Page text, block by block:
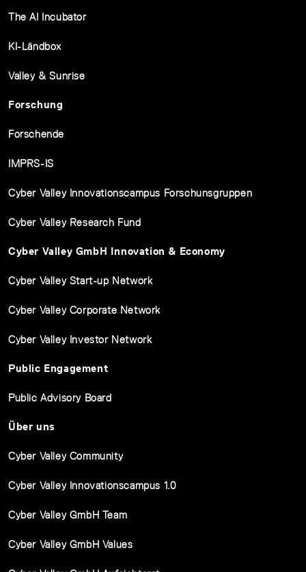
The AI Incubator
KI-Ländbox
Valley & Sunrise
Forschung
Forschende
IMPRS-IS
Cyber Valley Innovationscampus Forschunsgruppen
Cyber Valley Research Fund
Cyber Valley GmbH Innovation & Economy
Cyber Valley Start-up Network
Cyber Valley Corporate Network
Cyber Valley Investor Network
Public Engagement
Public Advisory Board
Über uns
Cyber Valley Community
Cyber Valley Innovationscampus 1.0
Cyber Valley GmbH Team
Cyber Valley GmbH Values